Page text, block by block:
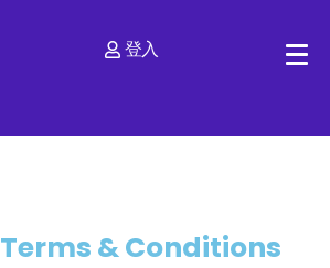
登入
Terms & Conditions